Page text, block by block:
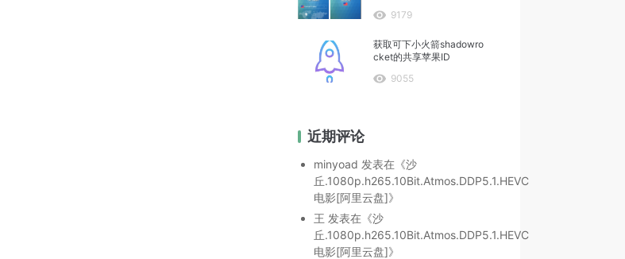
9179
获取可下小火箭shadowro
cket的共享苹果ID
9055
近期评论
minyoad 发表在《沙
丘.1080p.h265.10Bit.Atmos.DDP5.1.HEVC
电影[阿里云盘]》
王 发表在《沙
丘.1080p.h265.10Bit.Atmos.DDP5.1.HEVC
电影[阿里云盘]》